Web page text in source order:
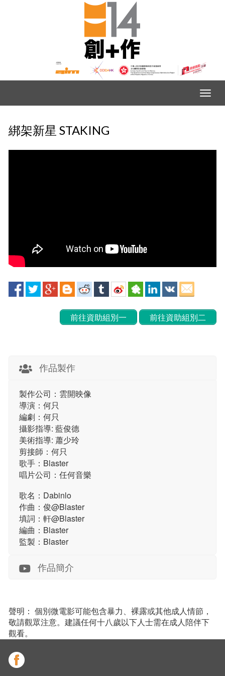
綁架新星 STAKING
前往資助組別一 前往資助組別二
作品製作
製作公司：雲開映像
導演：何只
編劇：何只
攝影指導: 藍俊德
美術指導: 蕭少玲
剪接師：何只
歌手：Blaster
唱片公司：任何音樂
歌名：Dabinlo
作曲：俊@Blaster
填詞：軒@Blaster
編曲：Blaster
監製：Blaster
作品簡介
聲明： 個別微電影可能包含暴力、裸露或其他成人情節，
敬請觀眾注意。建議任何十八歲以下人士需在成人陪伴下
觀看。